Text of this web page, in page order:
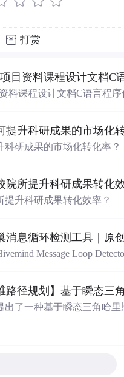
打赏
料课程设计文档C语言程序
科研成果的市场化转化率？
院所提升科研成果转化
提升科研成果转化效率？
Message Loop
、离线 HTML/JSON/SVG
图、README、运行说明
出了一种基于瞬态三角哈里
因素，构建精细化的代价
性与经济性。研究采用